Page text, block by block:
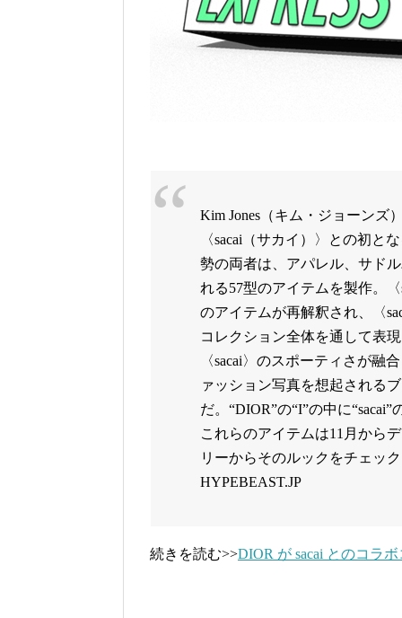
Kim Jones（キム・ジョーンズ
〈sacai（サカイ）〉との初と
勢の両者は、アパレル、サド
れる57型のアイテムを製作。
のアイテムが再解釈され、〈
コレクション全体を通して表
〈sacai〉のスポーティさが融
ァッション写真を想起される
だ。“DIOR”の“I”の中に
これらのアイテムは11月から
リーからそのルックをチェッ
HYPEBEAST.JP
続きを読む>>DIOR が sacai とのコラ